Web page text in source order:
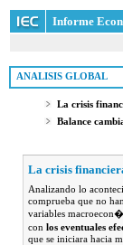
Informe
 ANALISIS GLOBAL
La crisis
Balance
La crisis
Analizando lo
comprueba que no
variables
con los eventuales
que se iniciara hacia